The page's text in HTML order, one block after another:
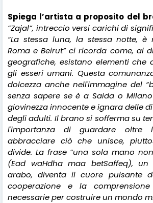
Spiega l’artista a proposito del
“Zajal”, intreccio versi carichi di
“La stessa luna, la stessa notte,
Roma e Beirut” ci ricorda come, al
geografiche, esistano elementi che
gli esseri umani. Questa
dolcezza anche nell'immagine del
senza sapere se è a Saida o
giovinezza innocente e ignara delle
degli adulti. Il brano si sofferma su
l'importanza di guardare oltre
abbracciare ciò che unisce,
divide. La frase “una sola mano
(Ead waHdha maa betSaffeq),
arabo, diventa il cuore pulsante
cooperazione e la
necessarie per costruire un mondo